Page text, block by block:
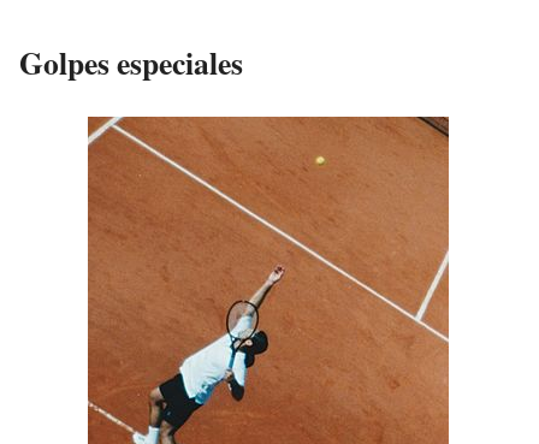
Golpes especiales